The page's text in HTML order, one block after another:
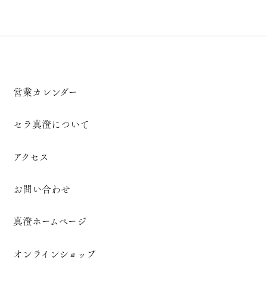
営業カレンダー
セラ真澄について
アクセス
お問い合わせ
真澄ホームページ
オンラインショップ